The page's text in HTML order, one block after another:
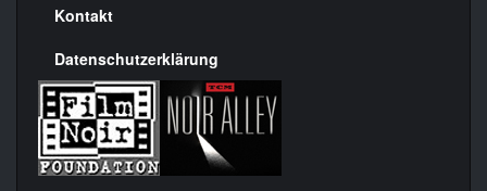
Kontakt
Datenschutzerklärung